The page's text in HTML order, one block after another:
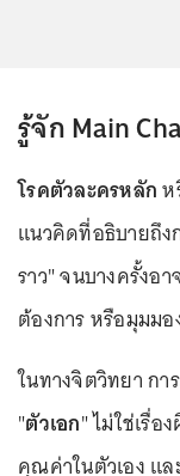
รู้จัก Main
โรคตัวละครหลัก
แนวคิดที่อธิบายถึง
ราว" จนบางครั้งอ
ต้องการ หรือมุมม
ในทางจิตวิทยา กา
"ตัวเอก" ไม่ใช่เรื่อ
คุณค่าในตัวเอง แ